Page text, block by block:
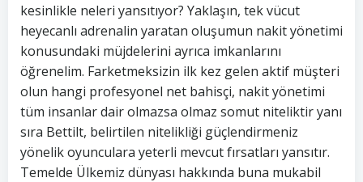
kesinlikle neleri yansıtıyor? Yaklaşın, tek vücut
heyecanlı adrenalin yaratan oluşumun nakit yönetimi
konusundaki müjdelerini ayrıca imkanlarını
öğrenelim. Farketmeksizin ilk kez gelen aktif müşteri
olun hangi profesyonel net bahisçi, nakit yönetimi
tüm insanlar dair olmazsa olmaz somut niteliktir yanı
sıra Bettilt, belirtilen nitelikliği güçlendirmeniz
yönelik oyunculara yeterli mevcut fırsatları yansıtır.
Temelde Ülkemiz dünyası hakkında buna mukabil